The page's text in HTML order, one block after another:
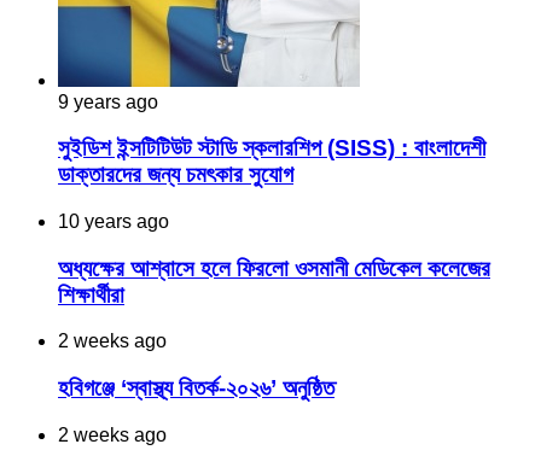
9 years ago
সুইডিশ ইন্সটিটিউট স্টাডি স্কলারশিপ (SISS) : বাংলাদেশী
ডাক্তারদের জন্য চমৎকার সুযোগ
10 years ago
অধ্যক্ষের আশ্বাসে হলে ফিরলো ওসমানী মেডিকেল কলেজের
শিক্ষার্থীরা
2 weeks ago
হবিগঞ্জে ‘স্বাস্থ্য বিতর্ক-২০২৬’ অনুষ্ঠিত
2 weeks ago